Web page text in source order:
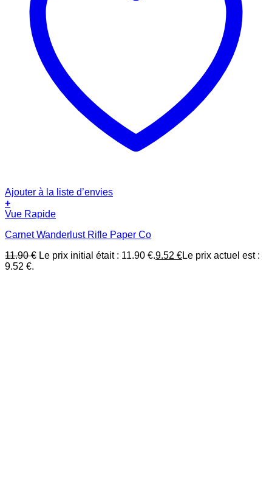
Ajouter à la liste d’envies
+
Vue Rapide
Carnet Wanderlust Rifle Paper Co
11.90€ Le prix initial était : 11.90 €.9.52 €Le prix actuel est :
9.52 €.